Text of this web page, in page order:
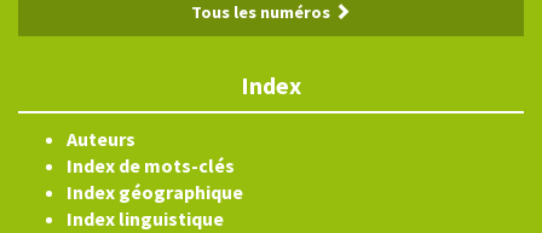
Tous les numéros
Index
Auteurs
Index de mots-clés
Index géographique
Index linguistique